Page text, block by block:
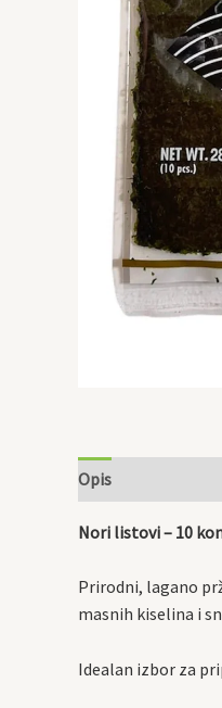
Opis
Nori listovi – 10
Prirodni, lagano
masnih kiselina i
Idealan izbor za